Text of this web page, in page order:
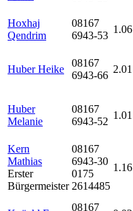
Hoxhaj
Qendrim
08167
6943-53
1.06
Huber Heike
08167
6943-66
2.01
Huber
Melanie
08167
6943-52
1.01
Kern
Mathias
Erster
Bürgermeister
08167
6943-30
0175
2614485
1.16
08167